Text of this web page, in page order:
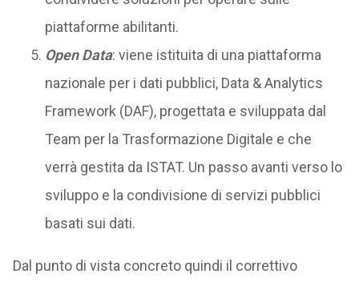
piattaforme abilitanti.
Open Data: viene istituita di una piattaforma
nazionale per i dati pubblici, Data & Analytics
Framework (DAF), progettata e sviluppata dal
Team per la Trasformazione Digitale e che
verrà gestita da ISTAT. Un passo avanti verso lo
sviluppo e la condivisione di servizi pubblici
basati sui dati.
Dal punto di vista concreto quindi il correttivo